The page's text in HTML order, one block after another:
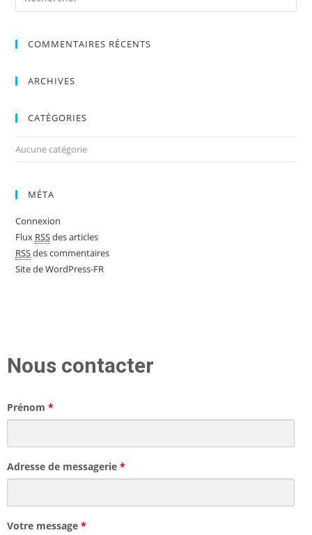
COMMENTAIRES RÉCENTS
ARCHIVES
CATÉGORIES
Aucune catégorie
MÉTA
Connexion
Flux RSSdes articles
RSSdes commentaires
Site de WordPress-FR
Nous contacter
Prénom *
Adresse de messagerie *
Votre message *